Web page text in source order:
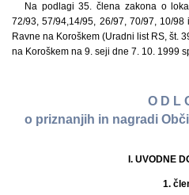
Na podlagi 35. člena zakona o
72/93, 57/94,14/95, 26/97, 70/97, 10/
Ravne na Koroškem (Uradni list RS, št.
na Koroškem na 9. seji dne 7. 10. 1999
O D L
o priznanjih in nagradi
I. UVODNE
1.